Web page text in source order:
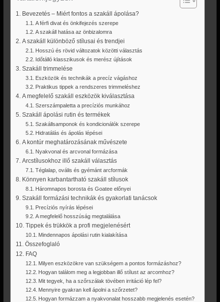
Bevezetés – Miért fontos a szakáll ápolása?
A férfi divat és önkifejezés szerepe
A szakáll hatása az önbizalomra
A szakáll különböző stílusai és trendjei
Hosszú és rövid változatok közötti választás
Időtálló klasszikusok és merész újítások
Szakáll trimmelése
Eszközök és technikák a precíz vágáshoz
Praktikus tippek a rendszeres trimmeléshez
A megfelelő szakáll eszközök kiválasztása
Szerszámpaletta a precíziós munkához
Szakáll ápolási rutin és termékek
Szakállsamponok és kondicionálók szerepe
Hidratálás és ápolás lépései
A kontúr meghatározásának művészete
Nyakvonal és arcvonal formázása
Arcstílusokhoz illő szakáll választás
Téglalap, ovális és gyémánt arcformák
Könnyen karbantartható szakáll stílusok
Háromnapos borosta és Goatee előnyei
Szakáll formázási technikák és gyakorlati tanácsok
Precíziós nyírás lépései
A megfelelő hosszúság megtalálása
Tippek és trükkök a profi megjelenésért
Mindennapos ápolási rutin kialakítása
Összefoglaló
FAQ
Milyen eszközökre van szükségem a pontos formázáshoz?
Hogyan találom meg a legjobban illő stílust az arcomhoz?
Mit tegyek, ha a szőrszálak tövében irritáció lép fel?
Mennyire gyakran kell ápolni a szőrzetet?
Hogyan formázzam a nyakvonalat hosszabb megjelenés esetén?